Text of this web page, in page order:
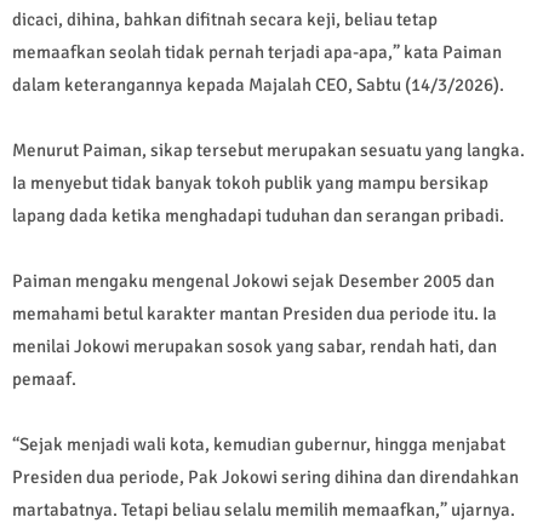
dicaci, dihina, bahkan difitnah secara keji, beliau tetap
memaafkan seolah tidak pernah terjadi apa-apa,” kata Paiman
dalam keterangannya kepada Majalah CEO, Sabtu (14/3/2026).
Menurut Paiman, sikap tersebut merupakan sesuatu yang langka.
Ia menyebut tidak banyak tokoh publik yang mampu bersikap
lapang dada ketika menghadapi tuduhan dan serangan pribadi.
Paiman mengaku mengenal Jokowi sejak Desember 2005 dan
memahami betul karakter mantan Presiden dua periode itu. Ia
menilai Jokowi merupakan sosok yang sabar, rendah hati, dan
pemaaf.
“Sejak menjadi wali kota, kemudian gubernur, hingga menjabat
Presiden dua periode, Pak Jokowi sering dihina dan direndahkan
martabatnya. Tetapi beliau selalu memilih memaafkan,” ujarnya.